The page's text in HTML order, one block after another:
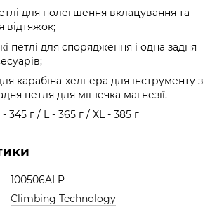
для полегшення вклацування та
відтяжок;
петлі для спорядження і одна задня
карабіна-хелпера для інструменту з
петля для мішечка магнезії.
345 г / L - 365 г / XL - 385 г
100506ALP
Climbing Technology